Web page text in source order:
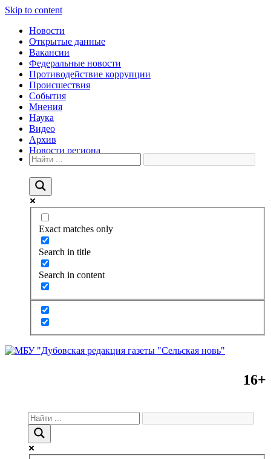
Skip to content
Новости
Открытые данные
Вакансии
Федеральные новости
Противодействие коррупции
Происшествия
События
Мнения
Наука
Видео
Архив
Новости региона
Exact matches only
Search in title
Search in content
16+